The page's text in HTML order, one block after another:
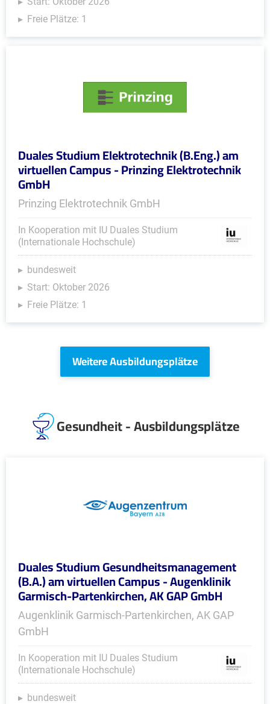
Freie Plätze: 1
Duales Studium Elektrotechnik (B.Eng.) am
virtuellen Campus - Prinzing Elektrotechnik
GmbH
Prinzing Elektrotechnik GmbH
In Kooperation mit IU Duales Studium
(Internationale Hochschule)
bundesweit
Start: Oktober 2026
Freie Plätze: 1
Weitere Ausbildungsplätze
Gesundheit - Ausbildungsplätze
Duales Studium Gesundheitsmanagement
(B.A.) am virtuellen Campus - Augenklinik
Garmisch-Partenkirchen, AK GAP GmbH
Augenklinik Garmisch-Partenkirchen, AK GAP
GmbH
In Kooperation mit IU Duales Studium
(Internationale Hochschule)
bundesweit